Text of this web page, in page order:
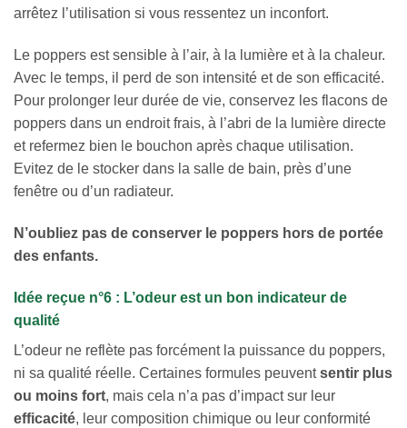
arrêtez l’utilisation si vous ressentez un inconfort.
Le poppers est sensible à l’air, à la lumière et à la chaleur.
Avec le temps, il perd de son intensité et de son efficacité.
Pour prolonger leur durée de vie, conservez les flacons de
poppers dans un endroit frais, à l’abri de la lumière directe
et refermez bien le bouchon après chaque utilisation.
Evitez de le stocker dans la salle de bain, près d’une
fenêtre ou d’un radiateur.
N’oubliez pas de conserver le poppers hors de portée
des enfants.
Idée reçue n°6 : L’odeur est un bon indicateur de
qualité
L’odeur ne reflète pas forcément la puissance du poppers,
ni sa qualité réelle. Certaines formules peuventsentir plus
ou moins fort, mais cela n’a pas d’impact sur leur
efficacité, leur composition chimique ou leur conformité